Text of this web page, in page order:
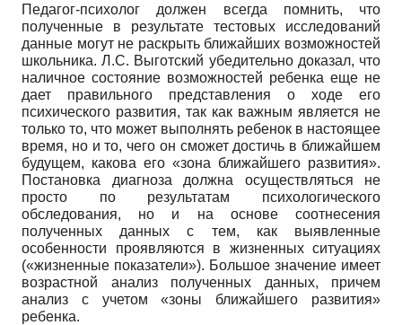
Педагог-психолог должен всегда помнить, что
полученные в результате тестовых исследований
данные могут не раскрыть ближайших возможностей
школьника. Л.С. Выготский убедительно доказал, что
наличное состояние возможностей ребенка еще не
дает правильного представления о ходе его
психического развития, так как важным является не
только то, что может выполнять ребенок в настоящее
время, но и то, чего он сможет достичь в ближайшем
будущем, какова его «зона ближайшего развития».
Постановка диагноза должна осуществляться не
просто по результатам психологического
обследования, но и на основе соотнесения
полученных данных с тем, как выявленные
особенности проявляются в жизненных ситуациях
(«жизненные показатели»). Большое значение имеет
возрастной анализ полученных данных, причем
анализ с учетом «зоны ближайшего развития»
ребенка.